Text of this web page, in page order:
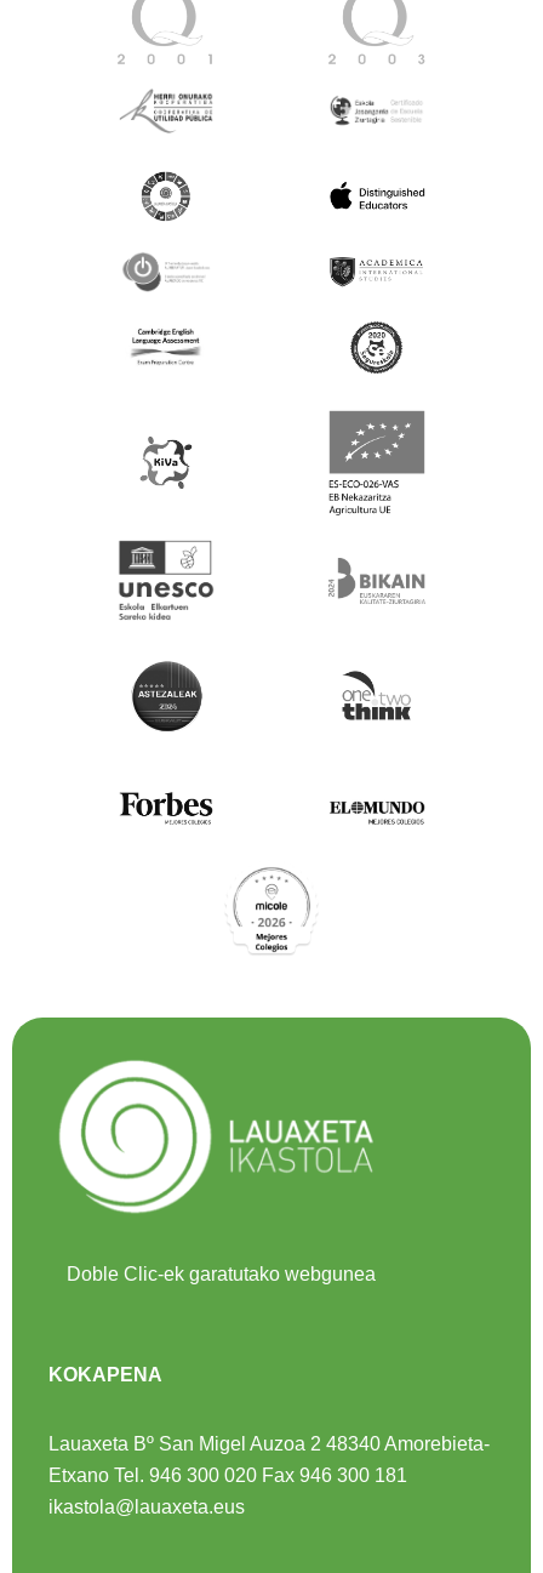
Doble Clic-ek garatutako webgunea
KOKAPENA
Lauaxeta Bº San Migel Auzoa 2 48340 Amorebieta-
Etxano Tel. 946 300 020 Fax 946 300 181
ikastola@lauaxeta.eus